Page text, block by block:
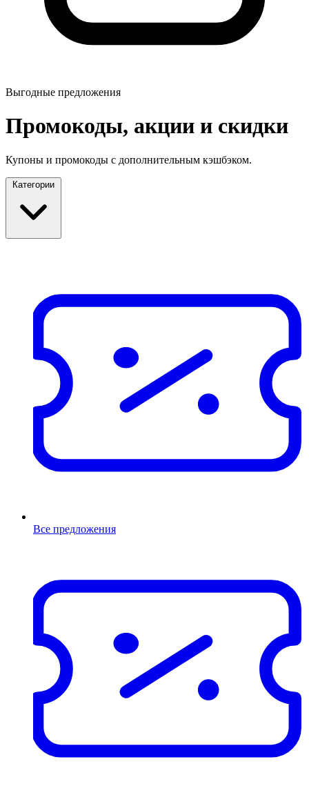
Выгодные предложения
Промокоды, акции и скидки
Купоны и промокоды с дополнительным кэшбэком.
Категории
Все предложения